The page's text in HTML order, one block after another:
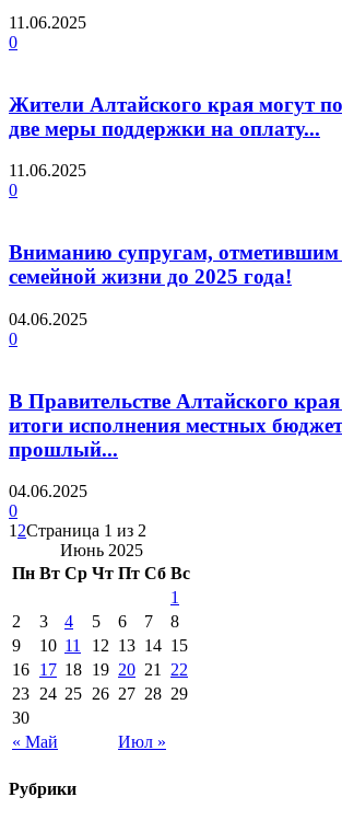
11.06.2025
0
Жители Алтайского края могут
две меры поддержки на оплату...
11.06.2025
0
Вниманию супругам, отметившим
семейной жизни до 2025 года!
04.06.2025
0
В Правительстве Алтайского
итоги исполнения местных
прошлый...
04.06.2025
0
1 2Страница 1 из 2
Июнь 2025
Пн Вт Ср Чт Пт Сб Вс
« Май Июл »
1
2
3 4 5 6 7
8
9
10 11 12 13 14 15
16 17 18 19 20 21
22
23 24 25 26 27 28 29
30
Рубрики